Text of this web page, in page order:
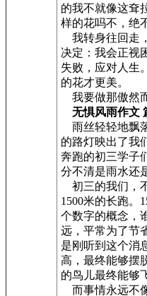
的我不就像这耷
样的花吗不，绝
我转身往回走
决定：我会正视
失败，应对人生
的花才更美。
我要做那傲然
无惧风雨作文
雨丝轻轻地飘
的路灯映出了
奔跑的初三学子
分不清是雨水还
初三的我们，
1500米的长跑。
个数字的概念，
远，平常为了节
是刚听到这个消
高，最终能够摆
的鸟儿最终能够
而事情永远不